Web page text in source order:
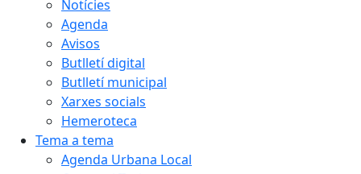
Notícies
Agenda
Avisos
Butlletí digital
Butlletí municipal
Xarxes socials
Hemeroteca
Tema a tema
Agenda Urbana Local